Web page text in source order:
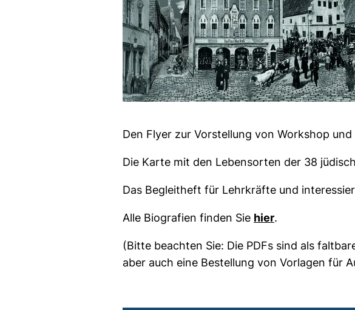
Den Flyer zur Vorstellung von Workshop
Die Karte mit den Lebensorten der 38
Das Begleitheft für Lehrkräfte und
Alle Biografien finden Sie hier.
(Bitte beachten Sie: Die PDFs sind als
aber auch eine Bestellung von Vorlagen für